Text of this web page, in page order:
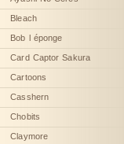
Bleach
Bob l éponge
Card Captor Sakura
Cartoons
Casshern
Chobits
Claymore